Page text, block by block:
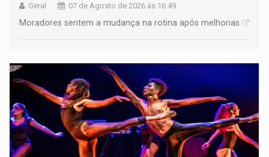
Geral 07 de Agosto de 2026 às 16:49
Moradores sentem a mudança na rotina após melhorias